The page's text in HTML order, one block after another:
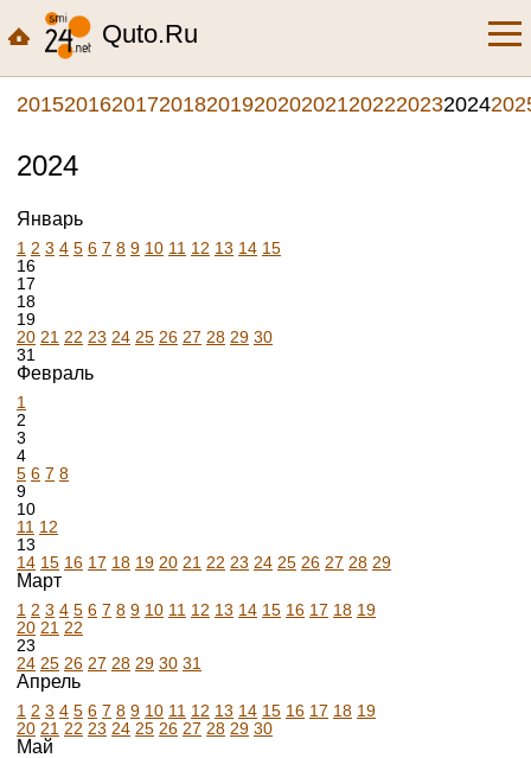
Quto.Ru
2015201620172018201920202021202220232024
2024
Январь
1 2 3 4 5 6 7 8 9 10 11 12 13 14 15
16
17
18
19
20 21 22 23 24 25 26 27 28 29 30
31
Февраль
1
2
3
4
5 6 7 8
9
10
11 12
13
14 15 16 17 18 19 20 21 22 23 24 25 26 27 28 29
Март
1 2 3 4 5 6 7 8 9 10 11 12 13 14 15 16 17 18 19
20 21 22
23
24 25 26 27 28 29 30 31
Апрель
1 2 3 4 5 6 7 8 9 10 11 12 13 14 15 16 17 18 19
20 21 22 23 24 25 26 27 28 29 30
Май